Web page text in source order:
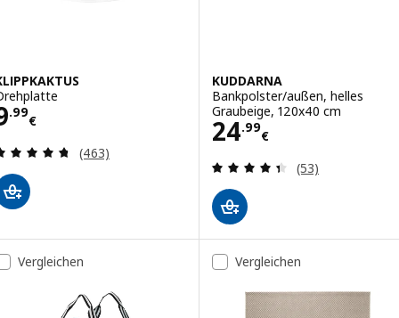
.99
€ 9.99€
Bewertungen: 4.7 von 5 Sternen. Bewertungen
(463)
KUDDARNA
Bankpolster/außen, helles
Graubeige, 120x40 cm
24.99
€
Preis 24.99€
Bewertungen:
(53)
Vergleichen Vergleichen